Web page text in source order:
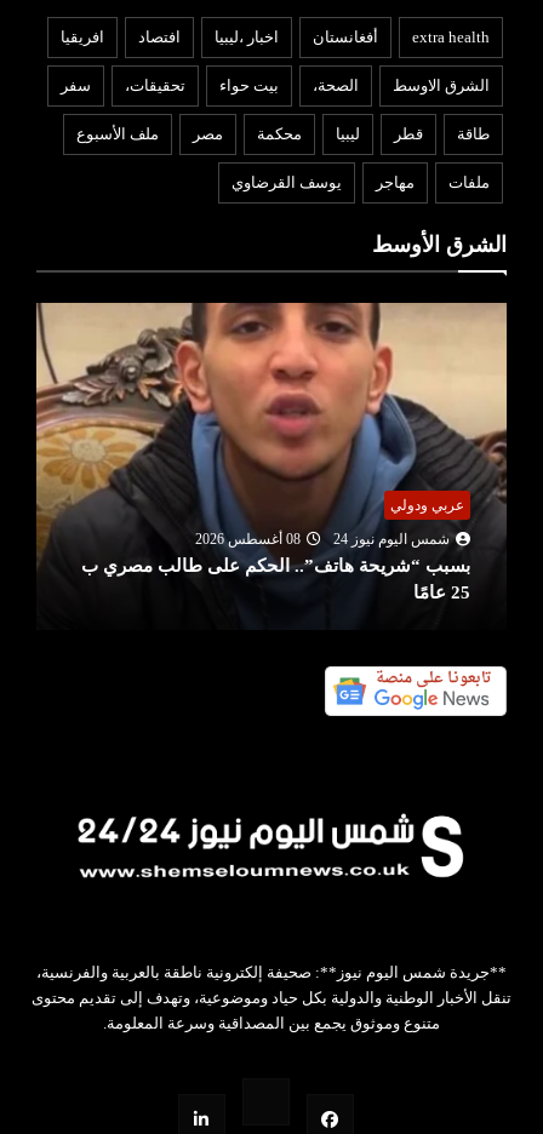
extra health أفغانستان اخبار ،ليبيا افتصاد افريقيا
الشرق الاوسط الصحة، بيت حواء تحقيقات، سفر
طاقة قطر ليبيا محكمة مصر ملف الأسبوع
ملفات مهاجر يوسف القرضاوي
الشرق الأوسط
عربي ودولي
شمس اليوم نيوز 24
08 أغسطس 2026
بسبب “شريحة هاتف”.. الحكم على طالب مصري ب
25 عامًا
**جريدة شمس اليوم نيوز**: صحيفة إلكترونية ناطقة بالعربية والفرنسية،
تنقل الأخبار الوطنية والدولية بكل حياد وموضوعية، وتهدف إلى تقديم محتوى
متنوع وموثوق يجمع بين المصداقية وسرعة المعلومة.